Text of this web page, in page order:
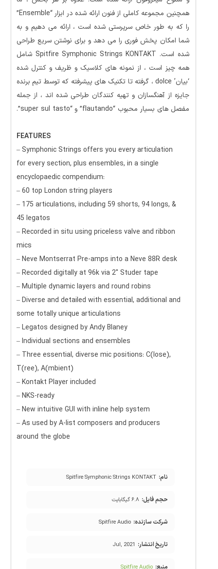
همچنین مجموعه کاملی از فنون ارائه شده در ابزار “Ensemble”
را که به طور خاص سرپرستی شده است ، ارائه می دهیم و به
شما امکان پخش فوری را می دهد و برای نوشتن سریع طراحی
شده است. Spitfire Symphonic Strings KONTAKT شامل
همه چیز است ، از نمونه های کلاسیک و ظریف و کنترل شده
‘بیان’ dolce ، گرفته تا تکنیک های پیشرفته که توسط تیم برنده
جایزه از آهنگسازان و تهیه کنندگان طراحی شده اند ، از جمله
مفصل های بسیار محبوب “flautando” و “super sul tasto”.
FEATURES
– Symphonic Strings offers you every articulation
for every section, plus ensembles, in a single
encyclopaedic compendium:
– 60 top London string players
– 175 articulations, including 59 shorts, 94 longs, &
45 legatos
– Recorded in situ using priceless valve and ribbon
mics
– Neve Montserrat Pre-amps into a Neve 88R desk
– Recorded digitally at 96k via 2″ Studer tape
– Multiple dynamic layers and round robins
– Diverse and detailed with essential, additional and
some totally unique articulations
– Legatos designed by Andy Blaney
– Individual sections and ensembles
– Three essential, diverse mic positions: C(lose),
T(ree), A(mbient)
– Kontakt Player included
– NKS-ready
– New intuitive GUI with inline help system
– As used by A-list composers and producers
around the globe
نام: Spitfire Symphonic Strings KONTAKT
حجم فایل: ۶.۸ گیگابایت
شرکت سازنده: Spitfire Audio
تاریخ انتشار: Jul, 2021
Spitfire Audio